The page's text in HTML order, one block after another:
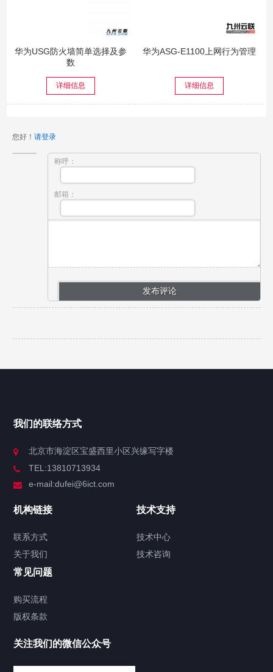
华为USG防火墙简单选择及参
数
详细信息
华为ASG-E1100上网行为管理
详细信息
您好！ 请登录
称呼：
邮箱：
我们的联络方式
北京市海淀区宝盛西里小区兴缘写字楼
TEL:13810713934
e-mail:dufei@6ict.com
机构链接
联系方式
关于我们
技术支持
技术中心
技术咨询
常见问题
购买流程
版权条款
关注我们的微信公众号